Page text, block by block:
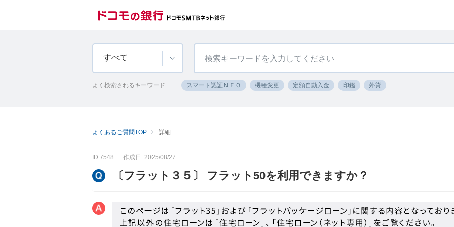
すべて
よく検索されるキーワード スマート認証ＮＥＯ 機種変更 定額自動入金 印鑑 外貨
よくあるご質問TOP 詳細
ID:7548 作成日: 2025/08/27
〔フラット３５〕 フラット50を利用できますか？